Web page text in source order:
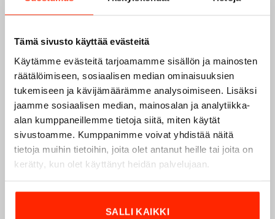
Tämä sivusto käyttää evästeitä
Käytämme evästeitä tarjoamamme sisällön ja mainosten
räätälöimiseen, sosiaalisen median ominaisuuksien
tukemiseen ja kävijämäärämme analysoimiseen. Lisäksi
jaamme sosiaalisen median, mainosalan ja analytiikka-
alan kumppaneillemme tietoja siitä, miten käytät
sivustoamme. Kumppanimme voivat yhdistää näitä
tietoja muihin tietoihin, joita olet antanut heille tai joita on
kerätty, kun olet käyttänyt heidän palvelujaan.
SALLI KAIKKI
Origopro – Suomalainen laatumerkki vuodesta
1975
ulkoiluvaatetukseen erikoistunut yritys, joka on toiminut
Origoprovalmistaa laadukkaita vaatteita,